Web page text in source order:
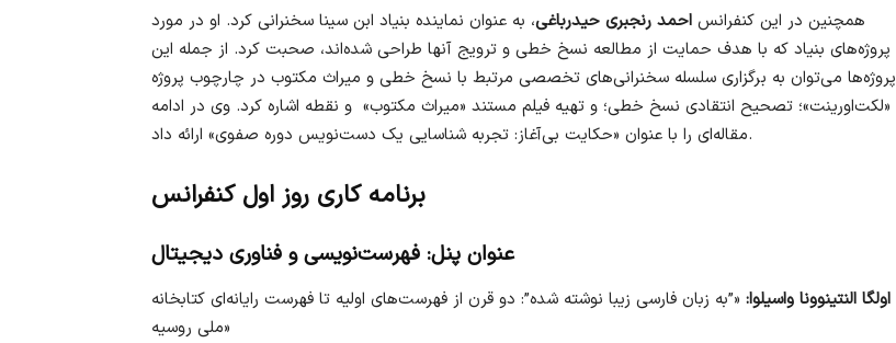
همچنین در این کنفرانس احمد رنجبری حیدرباغی، به عنوان نماینده بنیاد ابن سینا سخنرانی کرد. او در مورد
پروژه‌های بنیاد که با هدف حمایت از مطالعه نسخ خطی و ترویج آنها طراحی شده‌اند، صحبت کرد. از جمله این
پروژه‌ها می‌توان به برگزاری سلسله سخنرانی‌های تخصصی مرتبط با نسخ خطی و میراث مکتوب در چارچوب پروژه
«لکت‌اورینت»؛ تصحیح انتقادی نسخ خطی؛ و تهیه فیلم مستند «میراث مکتوب» و نقطه اشاره کرد. وی در ادامه
مقاله‌ای را با عنوان «حکایت بی‌آغاز: تجربه شناسایی یک دست‌نویس دوره صفوی» ارائه داد.
برنامه کاری روز اول کنفرانس
عنوان پنل: فهرست‌نویسی و فناوری دیجیتال
اولگا النتینوونا واسیلوا: «”به زبان فارسی زیبا نوشته شده”: دو قرن از فهرست‌های اولیه تا فهرست رایانه‌ای کتابخانه
ملی روسیه»